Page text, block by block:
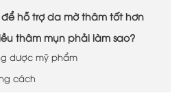
hỗ trợ da mờ thâm tốt hơn
thâm mụn phải làm sao?
dược mỹ phẩm
cách